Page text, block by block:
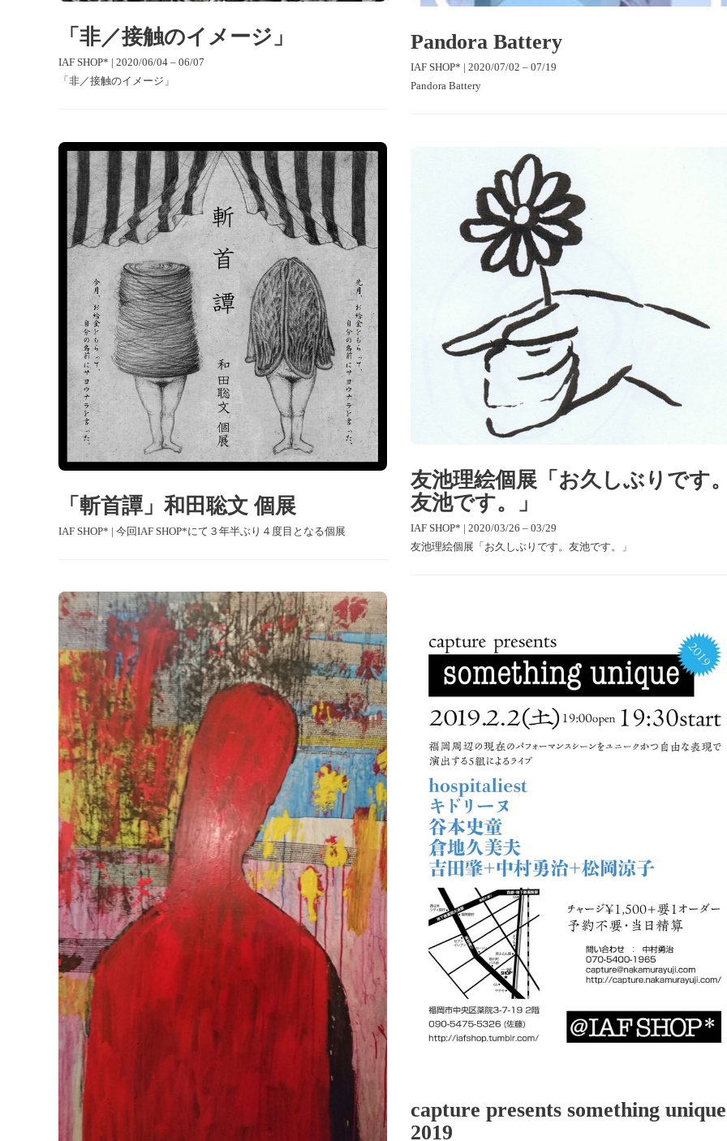
Pandora Battery
IAF SHOP* | 2020/07/02 – 07/19
Pandora Battery
「非／接触のイメージ」
IAF SHOP* | 2020/06/04 – 06/07
「非／接触のイメージ」
「斬首譚」和田聡文 個展
IAF SHOP* | 今回IAF SHOP*にて３年半ぶり４度目となる個展
友池理絵個展「お久しぶりです
友池です。」
IAF SHOP* | 2020/03/26 – 03/29
友池理絵個展「お久しぶりです。友池です。」
capture presents something unique
2019